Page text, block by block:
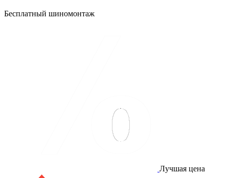
Бесплатный шиномонтаж
Лучшая цена